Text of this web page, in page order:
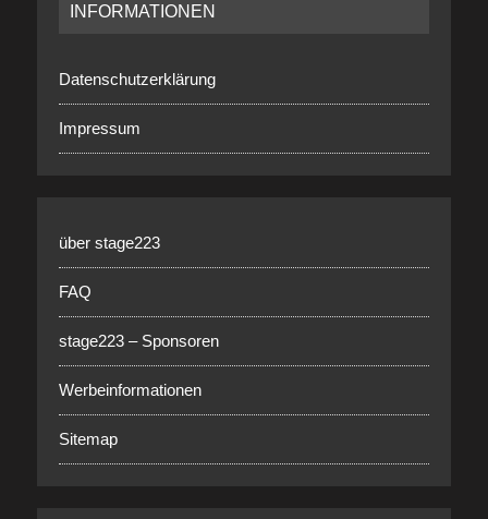
INFORMATIONEN
Datenschutzerklärung
Impressum
über stage223
FAQ
stage223 – Sponsoren
Werbeinformationen
Sitemap